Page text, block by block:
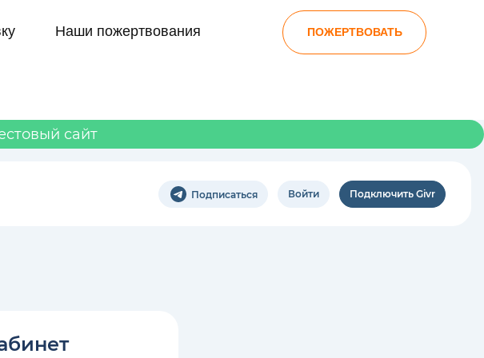
Наши пожертвования ПОЖЕРТВОВАТЬ